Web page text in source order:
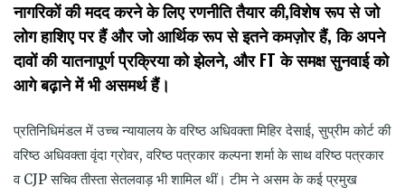
नागरिकों की मदद करने के लिए रणनीति तैयार की,विशेष रूप से जो
लोग हाशिए पर हैं और जो आर्थिक रूप से इतने कमज़ोर हैं, कि अपने
दावों की यातनापूर्ण प्रक्रिया को झेलने, और FT के समक्ष सुनवाई को
आगे बढ़ाने में भी असमर्थ हैं।
प्रतिनिधिमंडल में उच्च न्यायालय के वरिष्ठ अधिवक्ता मिहिर देसाई, सुप्रीम कोर्ट की
वरिष्ठ अधिवक्ता वृंदा ग्रोवर, वरिष्ठ पत्रकार कल्पना शर्मा के साथ वरिष्ठ पत्रकार
व CJP सचिव तीस्ता सेतलवाड़ भी शामिल थीं। टीम ने असम के कई प्रमुख